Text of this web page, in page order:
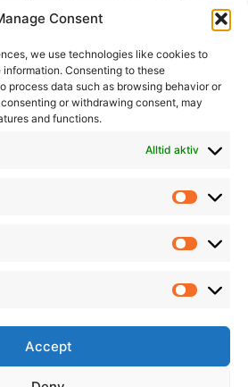
Consent
we use technologies like cookies to
Consenting to these
process data such as browsing behavior or
or withdrawing consent, may
and functions.
Alltid aktiv
Accept